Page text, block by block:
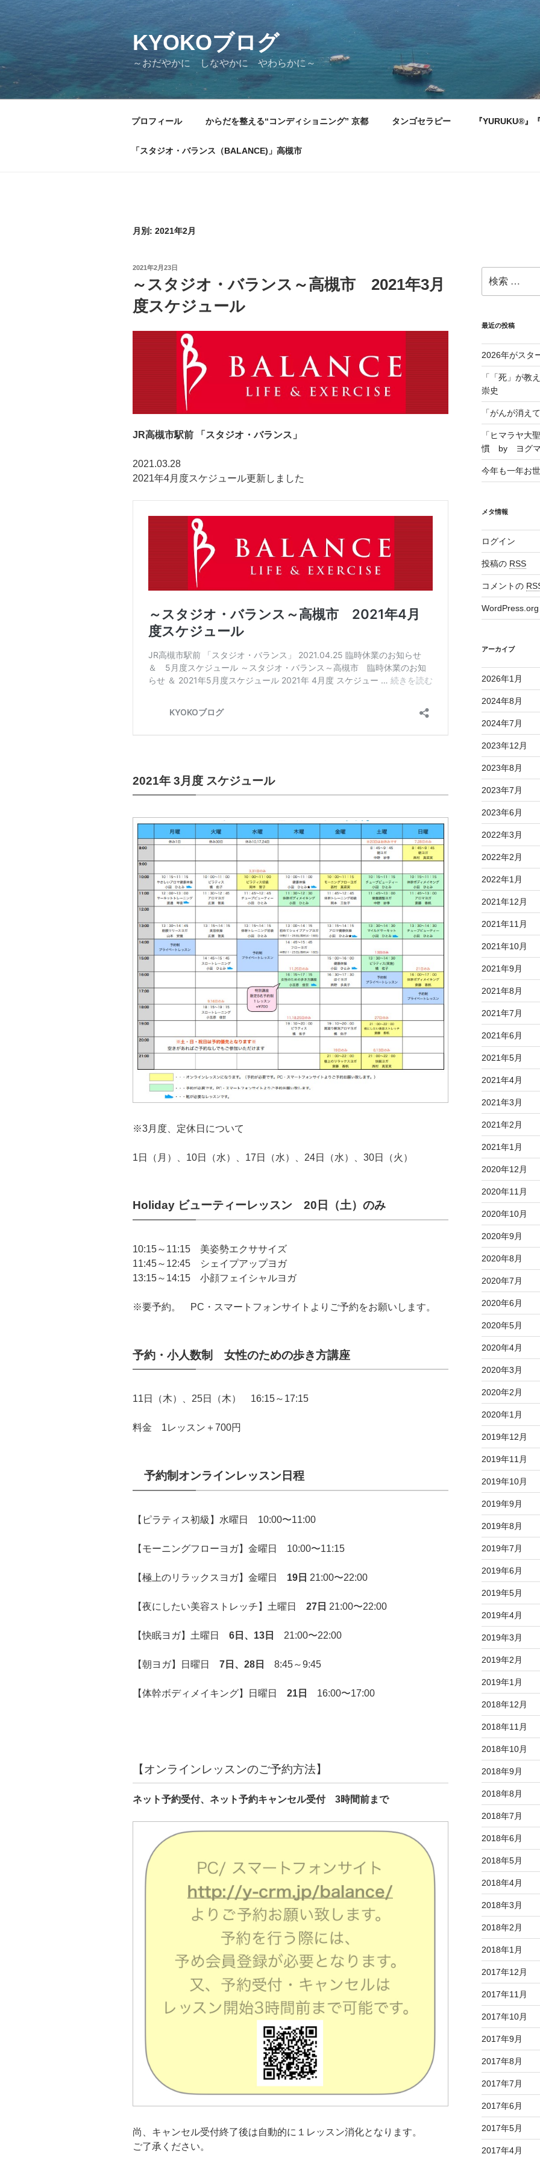
KYOKOブログ
～おだやかに しなやかに やわらかに～
プロフィール からだを整える“コンディショニング” 京都 タンゴセラピー 『YURUKU®
「スタジオ・バランス（BALANCE)」高槻市
月別: 2021年2月
2021年2月23日
～スタジオ・バランス～高槻市 2021年3月
度スケジュール
JR高槻市駅前 「スタジオ・バランス」
2021.03.28
2021年4月度スケジュール更新しました
2021年 3月度 スケジュール
※3月度、定休日について
1日（月）、10日（水）、17日（水）、24日（水）、30日（火）
Holiday ビューティーレッスン 20日（土）のみ
10:15～11:15 美姿勢エクササイズ
11:45～12:45 シェイプアップヨガ
13:15～14:15 小顔フェイシャルヨガ
※要予約。 PC・スマートフォンサイトよりご予約をお願いします。
予約・小人数制 女性のための歩き方講座
11日（木）、25日（木） 16:15～17:15
料金 1レッスン＋700円
予約制オンラインレッスン日程
【ピラティス初級】水曜日 10:00〜11:00
【モーニングフローヨガ】金曜日 10:00〜11:15
【極上のリラックスヨガ】金曜日 19日 21:00〜22:00
【夜にしたい美容ストレッチ】土曜日 27日 21:00〜22:00
【快眠ヨガ】土曜日 6日、13日 21:00〜22:00
【朝ヨガ】日曜日 7日、28日 8:45～9:45
【体幹ボディメイキング】日曜日 21日 16:00〜17:00
【オンラインレッスンのご予約方法】
ネット予約受付、ネット予約キャンセル受付 3時間前まで
尚、キャンセル受付終了後は自動的に１レッスン消化となります。
ご了承ください。
最近の投稿
2026年がスタ
「「死」が
崇史
「がんが消え
「ヒマラヤ大
慣 by ヨグ
今年も一年お
メタ情報
ログイン
投稿の RSS
コメントの
WordPress.org
アーカイブ
2026年1月
2024年8月
2024年7月
2023年12月
2023年8月
2023年7月
2023年6月
2022年3月
2022年2月
2022年1月
2021年12月
2021年11月
2021年10月
2021年9月
2021年8月
2021年7月
2021年6月
2021年5月
2021年4月
2021年3月
2021年2月
2021年1月
2020年12月
2020年11月
2020年10月
2020年9月
2020年8月
2020年7月
2020年6月
2020年5月
2020年4月
2020年3月
2020年2月
2020年1月
2019年12月
2019年11月
2019年10月
2019年9月
2019年8月
2019年7月
2019年6月
2019年5月
2019年4月
2019年3月
2019年2月
2019年1月
2018年12月
2018年11月
2018年10月
2018年9月
2018年8月
2018年7月
2018年6月
2018年5月
2018年4月
2018年3月
2018年2月
2018年1月
2017年12月
2017年11月
2017年10月
2017年9月
2017年8月
2017年7月
2017年6月
2017年5月
2017年4月